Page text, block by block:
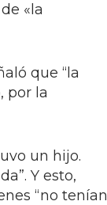
«la
que “la
por la
un hijo.
Y esto,
“no tenían